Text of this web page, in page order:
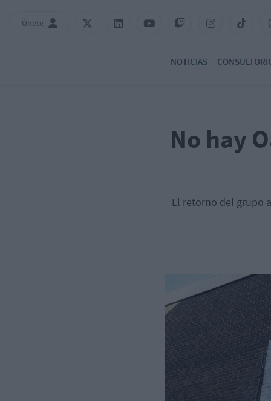
Únete
NOTICIAS
No hay
El retorno del grupo